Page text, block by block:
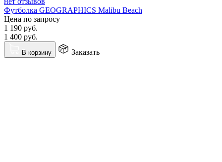
Футболка GEOGRAPHICS Malibu Beach
Цена по запросу
1 190 руб.
1 400 руб.
В корзину Заказать